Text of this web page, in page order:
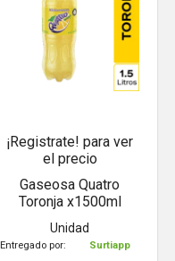
¡Registrate! para ver
el precio
Gaseosa Quatro
Toronja x1500ml
Unidad
Entregado por: Surtiapp